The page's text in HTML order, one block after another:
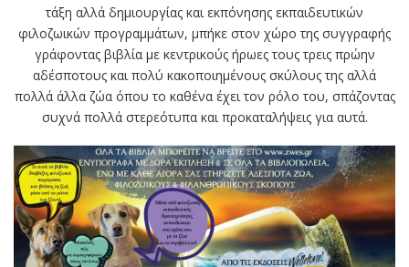
τάξη αλλά δημιουργίας και εκπόνησης εκπαιδευτικών
φιλοζωικών προγραμμάτων, μπήκε στον χώρο της συγγραφής
γράφοντας βιβλία με κεντρικούς ήρωες τους τρεις πρώην
αδέσποτους και πολύ κακοποιημένους σκύλους της αλλά
πολλά άλλα ζώα όπου το καθένα έχει τον ρόλο του, σπάζοντας
συχνά πολλά στερεότυπα και προκαταλήψεις για αυτά.